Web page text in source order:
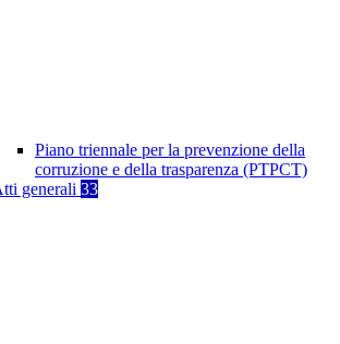
Piano triennale per la prevenzione della
corruzione e della trasparenza (PTPCT)
generali 33